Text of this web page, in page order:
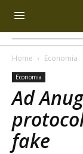
Home Economia
Economia
Ad
fake